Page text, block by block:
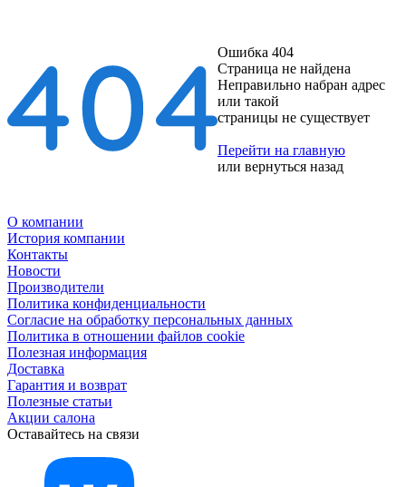
Ошибка 404
Страница не найдена
Неправильно набран адрес
или такой
страницы не существует
Перейти на главную
или вернуться назад
О компании
История компании
Контакты
Новости
Производители
Политика конфиденциальности
Согласие на обработку персональных данных
Политика в отношении файлов cookie
Полезная информация
Доставка
Гарантия и возврат
Полезные статьи
Акции салона
Оставайтесь на связи